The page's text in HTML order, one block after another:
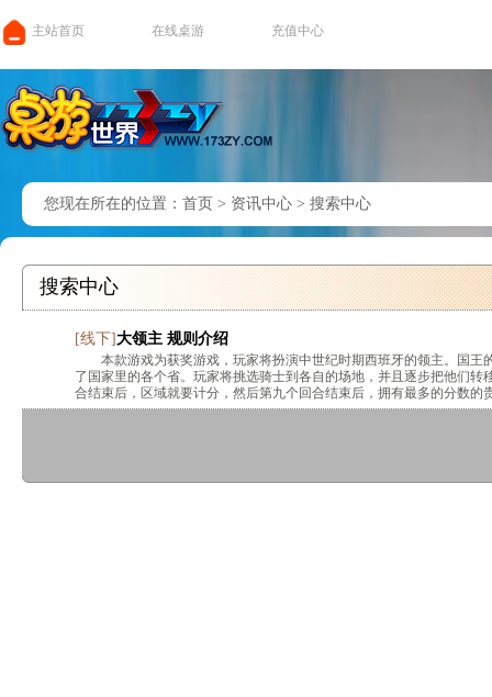
主站首页 在线桌游 充值中心
您现在所在的位置： 首页 > 资讯中心 > 搜索中心
搜索中心
[线下]大领主 规则介绍
本款游戏为获奖游戏，玩家将扮演中世纪时期西班牙的领主。国
了国家里的各个省。玩家将挑选骑士到各自的场地，并且逐步把他们
合结束后，区域就要计分，然后第九个回合结束后，拥有最多的分数的